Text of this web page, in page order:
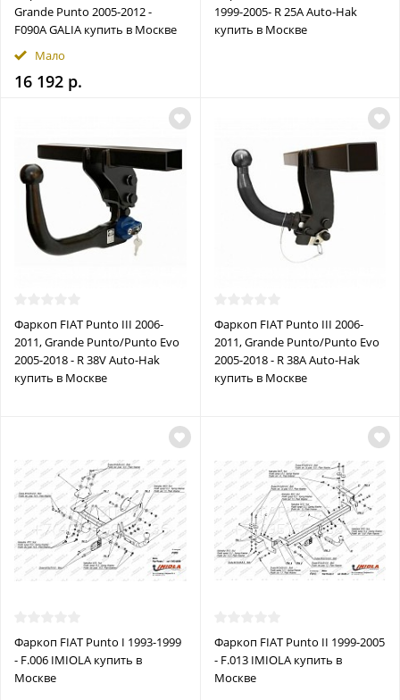
Grande Punto 2005-2012 -
F090A GALIA купить в Москве
Мало
16 192 р.
1999-2005- R 25A Auto-Hak
купить в Москве
Фаркоп FIAT Punto III 2006-
2011, Grande Punto/Punto Evo
2005-2018 - R 38V Auto-Hak
купить в Москве
Фаркоп FIAT Punto III 2006-
2011, Grande Punto/Punto Evo
2005-2018 - R 38A Auto-Hak
купить в Москве
Фаркоп FIAT Punto I 1993-1999
- F.006 IMIOLA купить в
Москве
Фаркоп FIAT Punto II 1999-2005
- F.013 IMIOLA купить в
Москве